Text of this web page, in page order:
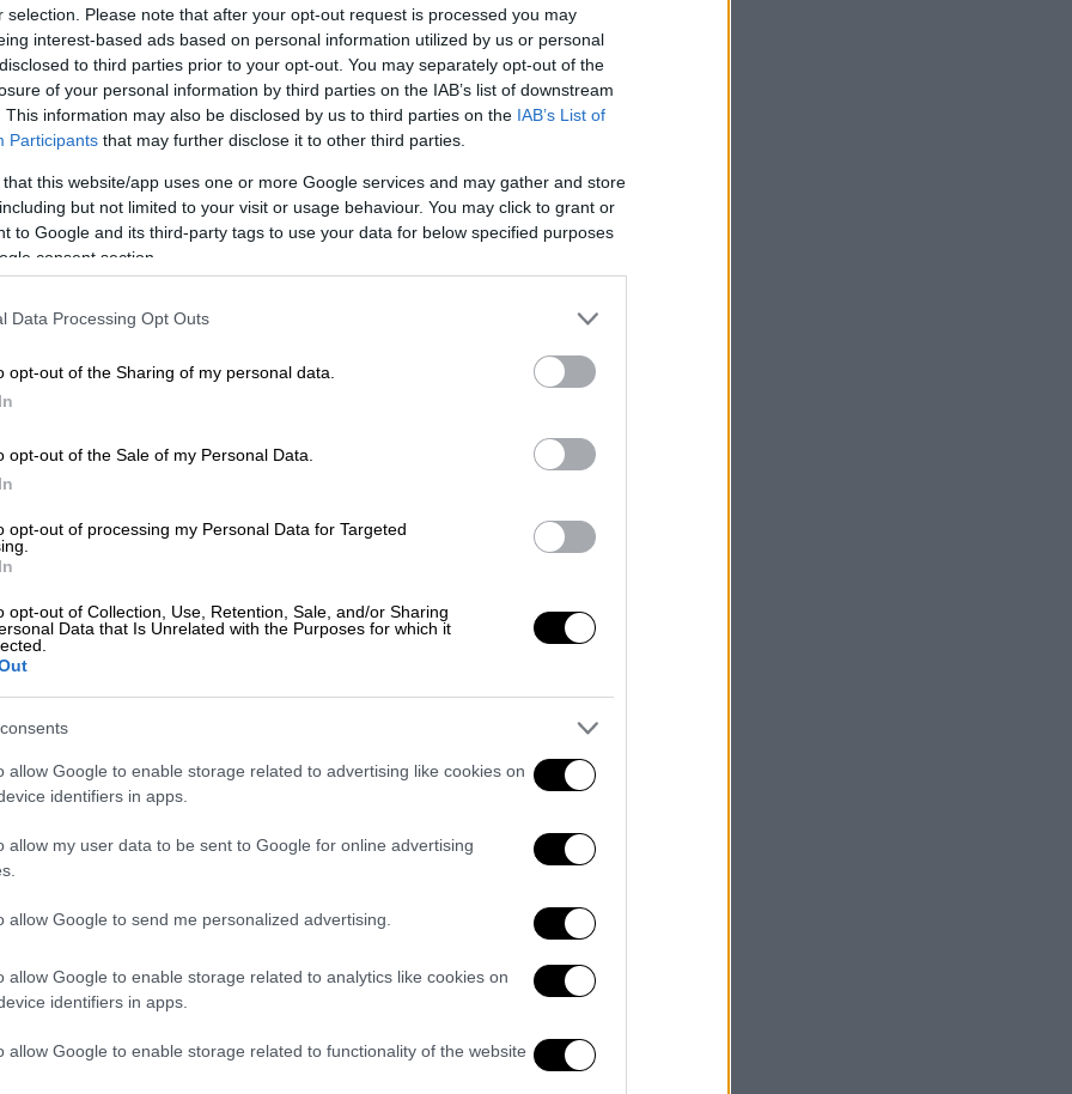
selection. Please note that after your opt-out request is processed you may
interest-based ads based on personal information utilized by us or personal
to third parties prior to your opt-out. You may separately opt-out of the
of your personal information by third parties on the IAB’s list of downstream
This information may also be disclosed by us to third parties on the IAB’s List of
Participants that may further disclose it to other third parties.
that this website/app uses one or more Google services and may gather and store
but not limited to your visit or usage behaviour. You may click to grant or
to Google and its third-party tags to use your data for below specified purposes
consent section.
Data Processing Opt Outs
opt-out of the Sharing of my personal data.
opt-out of the Sale of my Personal Data.
opt-out of processing my Personal Data for Targeted
opt-out of Collection, Use, Retention, Sale, and/or Sharing
Data that Is Unrelated with the Purposes for which it
allow Google to enable storage related to advertising like cookies on
identifiers in apps.
allow my user data to be sent to Google for online advertising
allow Google to send me personalized advertising.
allow Google to enable storage related to analytics like cookies on
identifiers in apps.
allow Google to enable storage related to functionality of the website
το ΕΘΝΟΣ στη Google
η επίσημη επίσκεψη του προέδρου
την Ευρωπαϊκή Εισαγγελία
μεταξύ άλλων, να συμφωνηθεί η
Στρατηγικής Εταιρικής Σχέσηςγια τη
.